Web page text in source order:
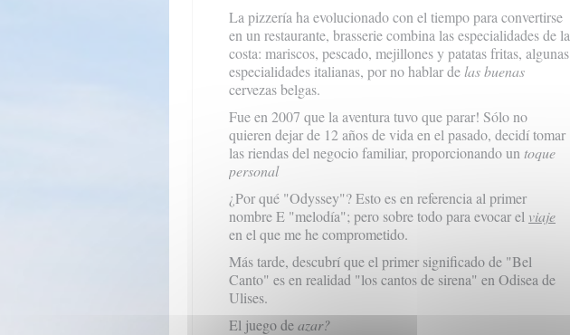
La pizzería ha evolucionado con el tiempo para convertirse
en un restaurante, brasserie combina las especialidades de la
costa: mariscos, pescado, mejillones y patatas fritas, algunas
especialidades italianas, por no hablar delas buenas
cervezas belgas.
Fue en 2007 que la aventura tuvo que parar! Sólo no
quieren dejar de 12 años de vida en el pasado, decidí tomar
las riendas del negocio familiar, proporcionando un toque
personal
¿Por qué "Odyssey"? Esto es en referencia al primer
nombre E "melodía"; pero sobre todo para evocar el viaje
en el que me he comprometido.
Más tarde, descubrí que el primer significado de "Bel
Canto" es en realidad "los cantos de sirena" en Odisea de
Ulises.
El juego deazar?